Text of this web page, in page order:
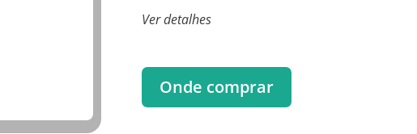
Ver detalhes
Onde comprar